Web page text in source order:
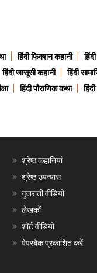
हिंदी फिक्शन कहानी
हिंदी जासूसी कहानी हिंदी
हिंदी पौराणिक कथा
श्रेष्ठ कहानियां
श्रेष्ठ उपन्यास
गुजराती वीडियो
लेखकों
शॉर्ट वीडियो
पेपरबैक प्रकाशित करें